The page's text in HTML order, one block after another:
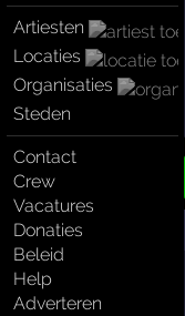
Artiesten
Locaties
Organisaties
Steden
Contact
Crew
Vacatures
Donaties
Beleid
Help
Adverteren